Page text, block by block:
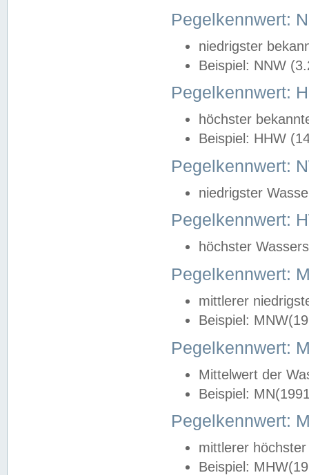
Pegelkennwert:
niedrigster
Beispiel: NNW
Pegelkennwert:
höchster
Beispiel: HHW
Pegelkennwert:
niedrigster
Pegelkennwert:
höchster
Pegelkennwert:
mittlerer
Beispiel:
Pegelkennwert:
Mittelwert der
Beispiel:
Pegelkennwert:
mittlerer
Beispiel: